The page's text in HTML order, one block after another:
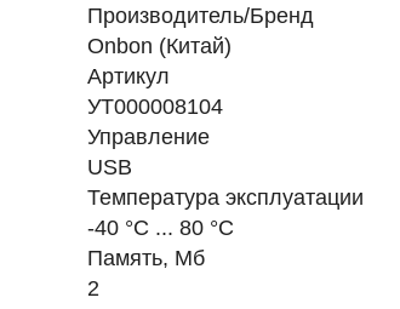
Производитель/Бренд
Onbon (Китай)
Артикул
УТ000008104
Управление
USB
Температура эксплуатации
-40 °C ... 80 °C
Память, Мб
2